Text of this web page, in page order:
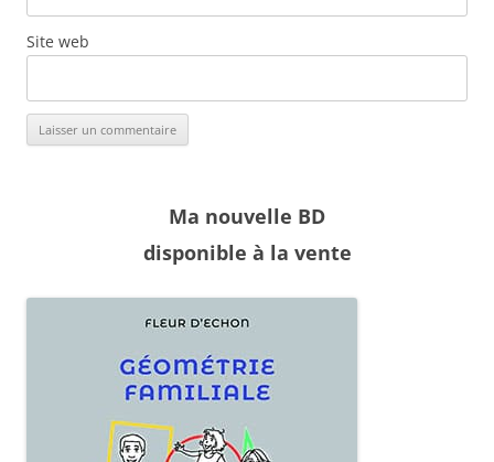
Site web
Ma nouvelle BD
disponible à la vente